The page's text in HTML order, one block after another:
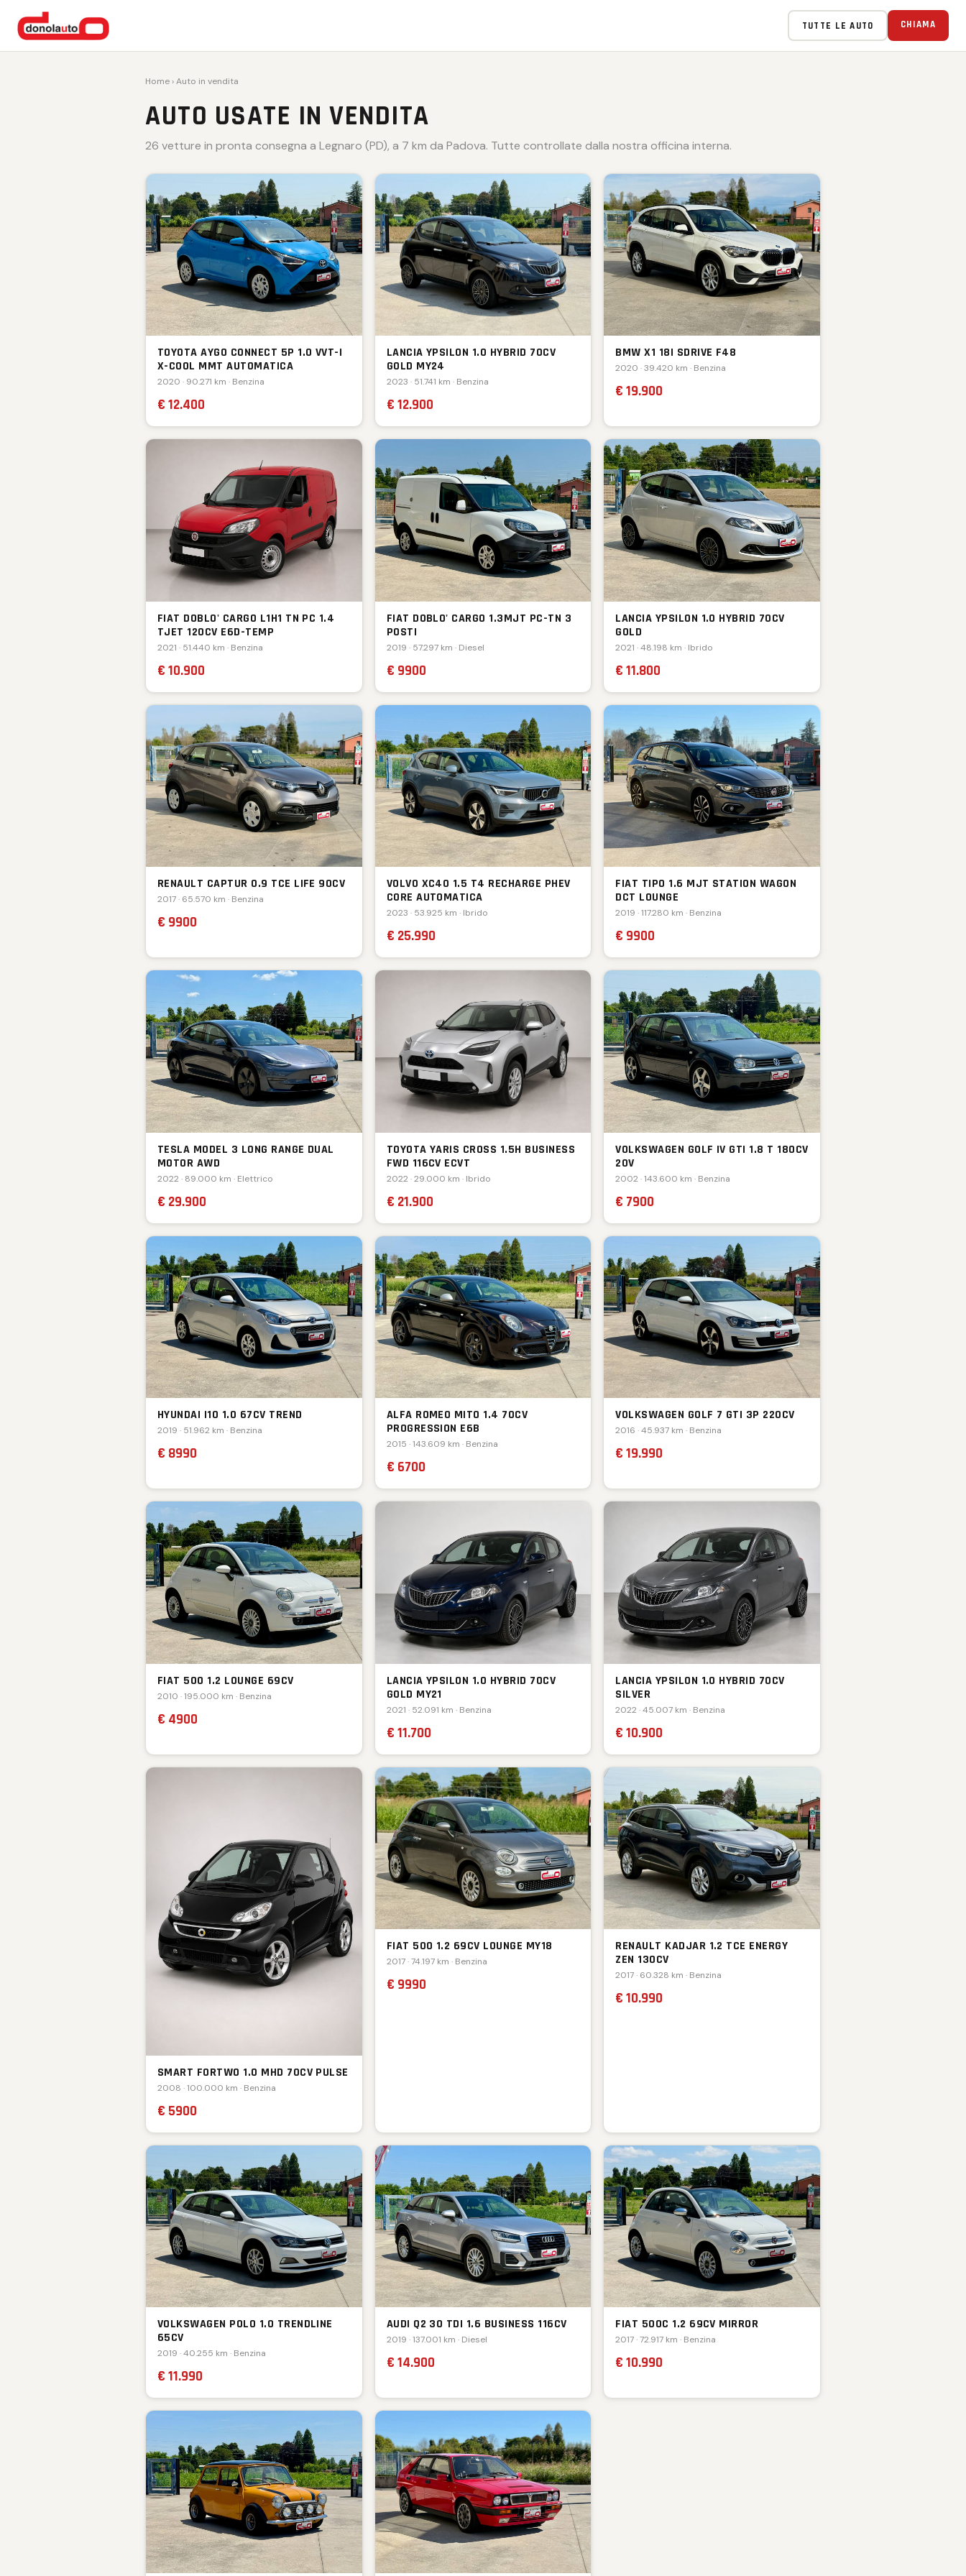
TUTTE LE AUTO CHIAMA
Home › Auto in vendita
AUTO USATE IN VENDITA
26 vetture in pronta consegna a Legnaro (PD), a 7 km da Padova. Tutte controllate dalla nostra officina interna.
TOYOTA AYGO CONNECT 5P 1.0 VVT-I
X-COOL MMT AUTOMATICA
2020 · 90.271 km · Benzina
€ 12.400
LANCIA YPSILON 1.0 HYBRID 70CV
GOLD MY24
2023 · 51.741 km · Benzina
€ 12.900
BMW X1 18I SDRIVE F48
2020 · 39.420 km · Benzina
€ 19.900
FIAT DOBLO' CARGO L1H1 TN PC 1.4
TJET 120CV E6D-TEMP
2021 · 51.440 km · Benzina
€ 10.900
FIAT DOBLO' CARGO 1.3MJT PC-TN 3
POSTI
2019 · 57.297 km · Diesel
€ 9900
LANCIA YPSILON 1.0 HYBRID 70CV
GOLD
2021 · 48.198 km · Ibrido
€ 11.800
RENAULT CAPTUR 0.9 TCE LIFE 90CV
2017 · 65.570 km · Benzina
€ 9900
VOLVO XC40 1.5 T4 RECHARGE PHEV
CORE AUTOMATICA
2023 · 53.925 km · Ibrido
€ 25.990
FIAT TIPO 1.6 MJT STATION WAGON
DCT LOUNGE
2019 · 117.280 km · Benzina
€ 9900
TESLA MODEL 3 LONG RANGE DUAL
MOTOR AWD
2022 · 89.000 km · Elettrico
€ 29.900
TOYOTA YARIS CROSS 1.5H BUSINESS
FWD 116CV ECVT
2022 · 29.000 km · Ibrido
€ 21.900
VOLKSWAGEN GOLF IV GTI 1.8 T 180CV
20V
2002 · 143.600 km · Benzina
€ 7900
HYUNDAI I10 1.0 67CV TREND
2019 · 51.962 km · Benzina
€ 8990
ALFA ROMEO MITO 1.4 70CV
PROGRESSION E6B
2015 · 143.609 km · Benzina
€ 6700
VOLKSWAGEN GOLF 7 GTI 3P 220CV
2016 · 45.937 km · Benzina
€ 19.990
FIAT 500 1.2 LOUNGE 69CV
2010 · 195.000 km · Benzina
€ 4900
LANCIA YPSILON 1.0 HYBRID 70CV
GOLD MY21
2021 · 52.091 km · Benzina
€ 11.700
LANCIA YPSILON 1.0 HYBRID 70CV
SILVER
2022 · 45.007 km · Benzina
€ 10.900
SMART FORTWO 1.0 MHD 70CV PULSE
2008 · 100.000 km · Benzina
€ 5900
FIAT 500 1.2 69CV LOUNGE MY18
2017 · 74.197 km · Benzina
€ 9990
RENAULT KADJAR 1.2 TCE ENERGY
ZEN 130CV
2017 · 60.328 km · Benzina
€ 10.990
VOLKSWAGEN POLO 1.0 TRENDLINE
65CV
2019 · 40.255 km · Benzina
€ 11.990
AUDI Q2 30 TDI 1.6 BUSINESS 116CV
2019 · 137.001 km · Diesel
€ 14.900
FIAT 500C 1.2 69CV MIRROR
2017 · 72.917 km · Benzina
€ 10.990
VENDUTA 🏁
VENDUTA 🏁
VENDUTA 🏁